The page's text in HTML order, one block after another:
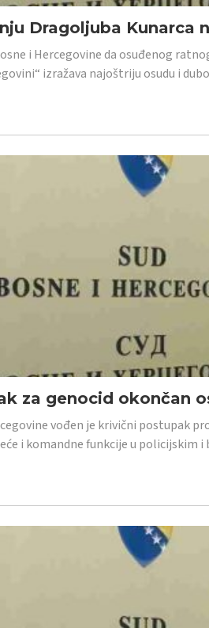
Dragoljuba Kunarca
i Hercegovine da osuđenog
izražava najoštriju osudu i
za genocid okončan
vođen je krivični postupak
i komandne funkcije u policijskim